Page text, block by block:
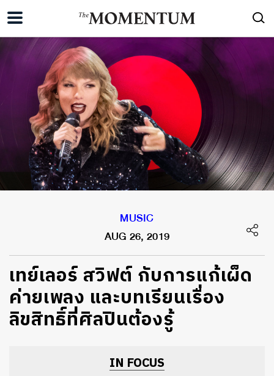
MUSIC
AUG 26, 2019
เทย์เลอร์ สวิฟต์ กับการแก้เผ็ด
ค่ายเพลง และบทเรียนเรื่อง
ลิขสิทธิ์ที่ศิลปินต้องรู้
IN FOCUS